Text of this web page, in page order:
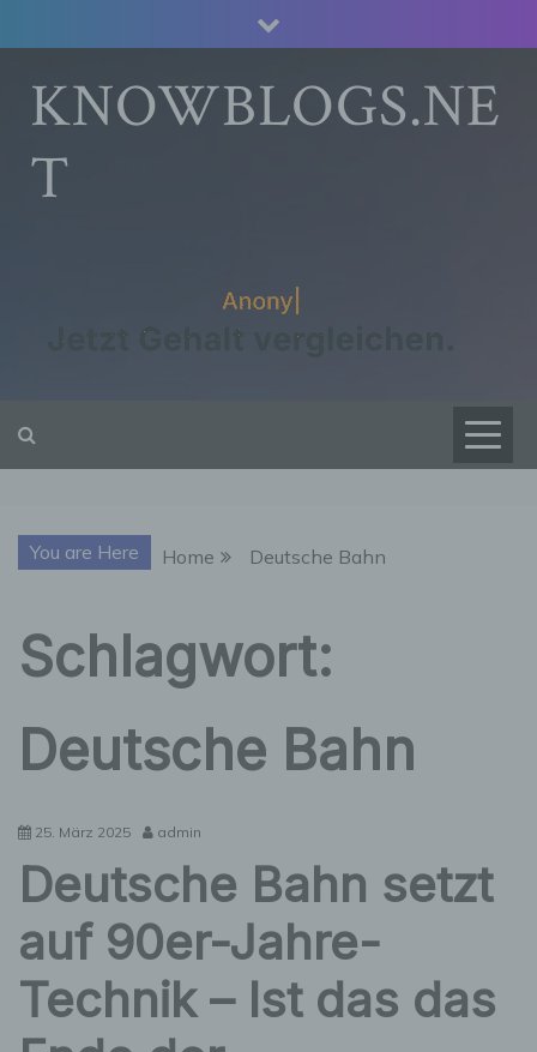
to
contentKNOWBLOGS.NE
T
You are Here Home Deutsche Bahn
Schlagwort:
Deutsche Bahn
25. März 2025 admin
Deutsche Bahn setzt
auf 90er-Jahre-
Technik – Ist das das